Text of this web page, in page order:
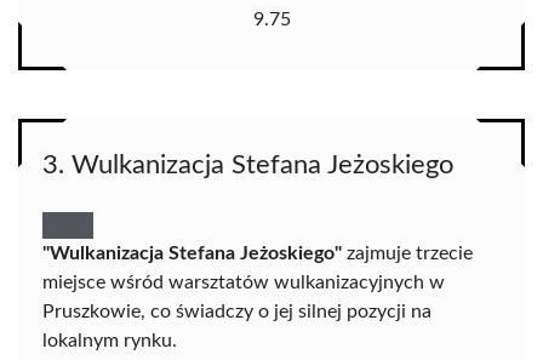
9.75
3. Wulkanizacja Stefana Jeżoskiego
"Wulkanizacja Stefana Jeżoskiego" zajmuje trzecie
miejsce wśród warsztatów wulkanizacyjnych w
Pruszkowie, co świadczy o jej silnej pozycji na
lokalnym rynku.